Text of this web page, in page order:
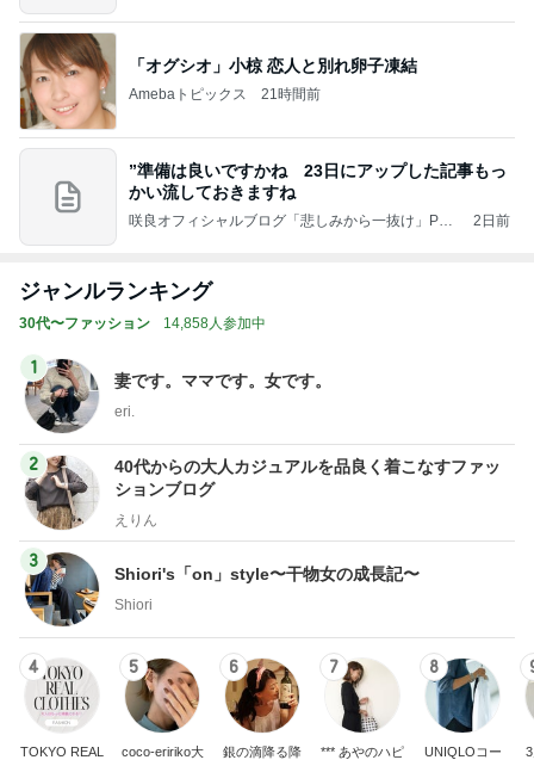
「オグシオ」小椋 恋人と別れ卵子凍結
Amebaトピックス 21時間前
”準備は良いですかね 23日にアップした記事もっ
かい流しておきますね
咲良オフィシャルブログ「悲しみから一抜け」Pow
2日前
ジャンルランキング
30代〜ファッション 14,858人参加中
1
妻です。ママです。女です。
eri.
2
40代からの大人カジュアルを品良く着こなすファッ
ションブログ
えりん
3
Shiori's「on」style〜干物女の成長記〜
Shiori
4
TOKYO REAL
5
coco-eririko大
6
銀の滴降る降
7
*** あやのハピ
8
UNIQLOコー